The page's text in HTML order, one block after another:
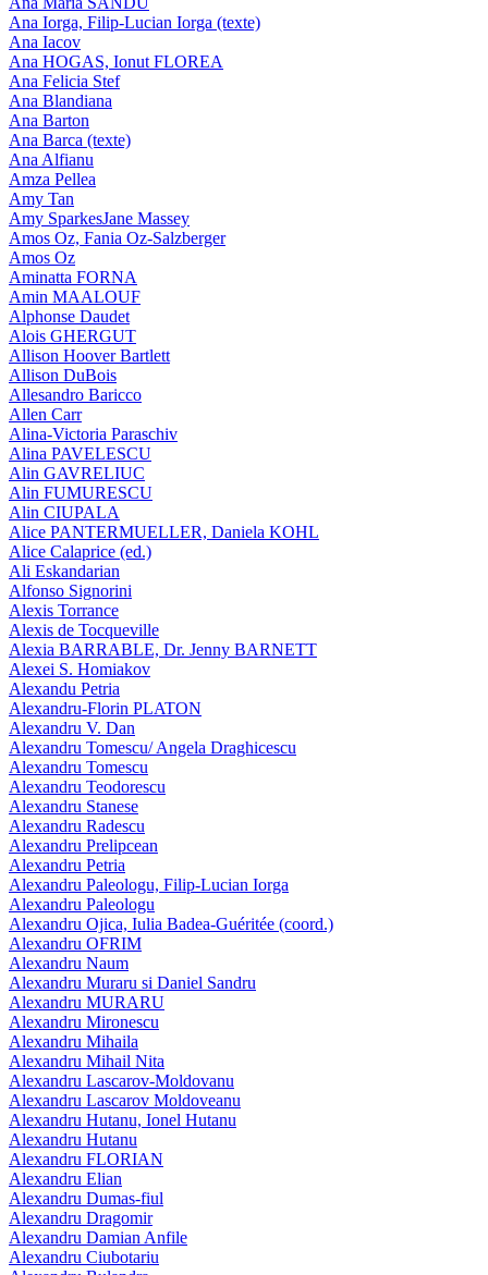
Ana Iorga, Filip-Lucian Iorga (texte)
Ana Iacov
Ana HOGAS, Ionut FLOREA
Ana Felicia Stef
Ana Blandiana
Ana Barton
Ana Barca (texte)
Ana Alfianu
Amza Pellea
Amy Tan
Amy SparkesJane Massey
Amos Oz, Fania Oz-Salzberger
Amos Oz
Aminatta FORNA
Amin MAALOUF
Alphonse Daudet
Alois GHERGUT
Allison Hoover Bartlett
Allison DuBois
Allesandro Baricco
Allen Carr
Alina-Victoria Paraschiv
Alina PAVELESCU
Alin GAVRELIUC
Alin FUMURESCU
Alin CIUPALA
Alice PANTERMUELLER, Daniela KOHL
Alice Calaprice (ed.)
Ali Eskandarian
Alfonso Signorini
Alexis Torrance
Alexis de Tocqueville
Alexia BARRABLE, Dr. Jenny BARNETT
Alexei S. Homiakov
Alexandu Petria
Alexandru-Florin PLATON
Alexandru V. Dan
Alexandru Tomescu/ Angela Draghicescu
Alexandru Tomescu
Alexandru Teodorescu
Alexandru Stanese
Alexandru Radescu
Alexandru Prelipcean
Alexandru Petria
Alexandru Paleologu, Filip-Lucian Iorga
Alexandru Paleologu
Alexandru Ojica, Iulia Badea-Guéritée (coord.)
Alexandru OFRIM
Alexandru Naum
Alexandru Muraru si Daniel Sandru
Alexandru MURARU
Alexandru Mironescu
Alexandru Mihaila
Alexandru Mihail Nita
Alexandru Lascarov-Moldovanu
Alexandru Lascarov Moldoveanu
Alexandru Hutanu, Ionel Hutanu
Alexandru Hutanu
Alexandru FLORIAN
Alexandru Elian
Alexandru Dumas-fiul
Alexandru Dragomir
Alexandru Damian Anfile
Alexandru Ciubotariu